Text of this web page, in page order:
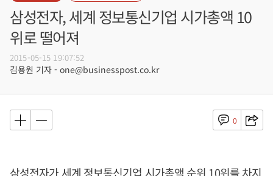
삼성전자, 세계 정보통신기업 시가총액 10
위로 떨어져
2015-05-15 19:07:52
김용원 기자 - one@businesspost.co.kr
0
삼성전자가 세계 정보통신기업 시가총액 순위 10위를 차지